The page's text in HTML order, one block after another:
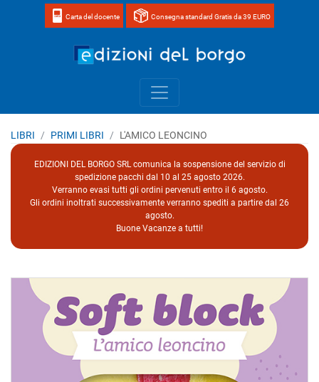
Carta del docente Consegna standard Gratis da 39 EURO
LIBRI PRIMI LIBRI L'AMICO LEONCINO
EDIZIONI DEL BORGO SRL comunica la sospensione del servizio di
spedizione pacchi dal 10 al 25 agosto 2026.
Verranno evasi tutti gli ordini pervenuti entro il 6 agosto.
Gli ordini inoltrati successivamente verranno spediti a partire dal 26
agosto.
Buone Vacanze a tutti!